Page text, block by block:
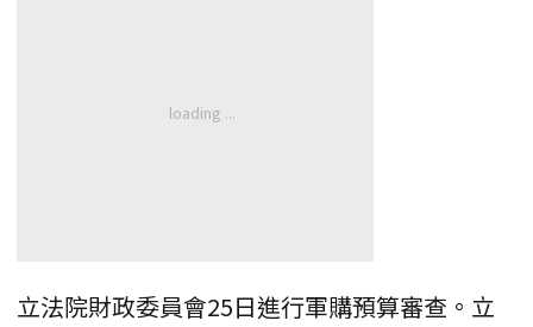
立法院財政委員會25日進行軍購預算審查。立